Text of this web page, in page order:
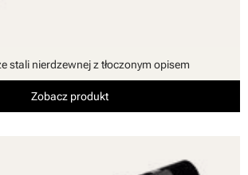
stali nierdzewnej z tłoczonym opisem
Zobacz produkt